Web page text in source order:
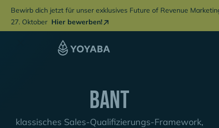
Bewirb dich jetzt für unser exklusives Future of Revenue
27. Oktober Hier bewerben!
BANT
klassisches Sales-Qualifizierungs-Framework,